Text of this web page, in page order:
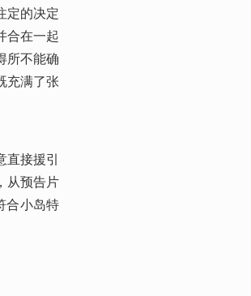
定的决定
合在一起
所不能确
充满了张
直接援引
从预告片
合小岛特